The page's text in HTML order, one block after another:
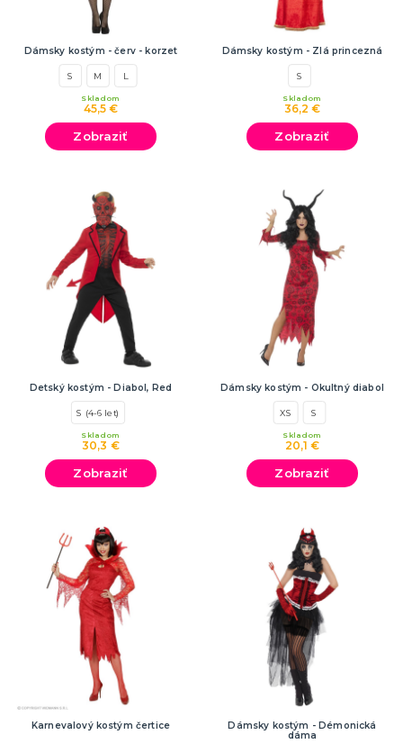
Dámsky kostým - červ - korzet
S M L
45,5 €
Skladom
Zobraziť
Dámsky kostým - Zlá princezná
S
36,2 €
Skladom
Zobraziť
Detský kostým - Diabol, Red
S (4-6 let)
30,3 €
Skladom
Zobraziť
Dámsky kostým - Okultný diabol
XS S
20,1 €
Skladom
Zobraziť
Karnevalový kostým čertice
Dámsky kostým - Démonická
dáma